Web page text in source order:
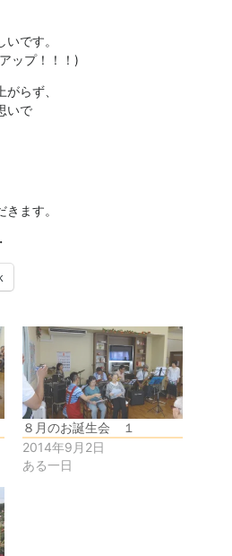
です。
ップ！！！)
らず、
いで
ます。
８月のお誕生会 １
2014年9月2日
ある一日